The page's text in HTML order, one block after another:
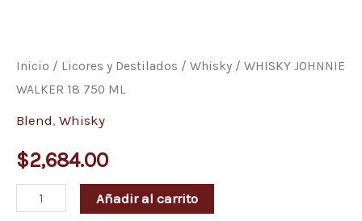
Inicio / Licores y Destilados / Whisky / WHISKY JOHNNIE
WALKER 18 750 ML
Blend, Whisky
$2,684.00
WALKER
18
750
cantidad
Añadir al carrito